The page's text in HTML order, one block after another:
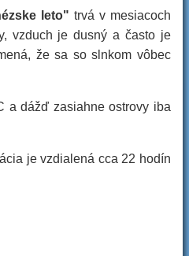
leto" trvá v mesiacoch
vzduch je dusný a často je
že sa so slnkom vôbec
a dážď zasiahne ostrovy iba
je vzdialená cca 22 hodín